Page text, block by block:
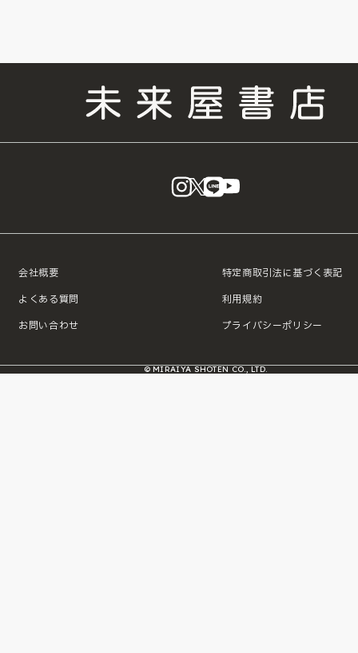
instagram
X LINE
会社概要
よくある質問
お問い合わせ
特定商取引法に基づく表記
利用規約
プライバシーポリシー
© MIRAIYA SHOTEN CO., LTD.